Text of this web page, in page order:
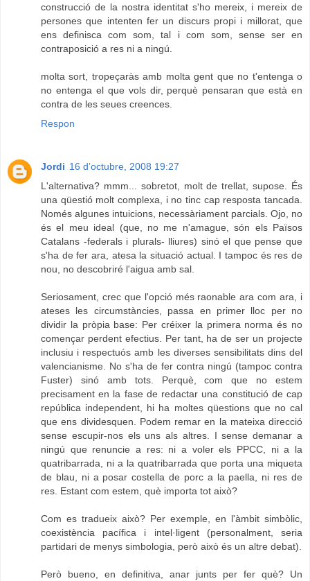
construcció de la nostra identitat s'ho mereix, i mereix de
persones que intenten fer un discurs propi i millorat, que
ens definisca com som, tal i com som, sense ser en
contraposició a res ni a ningú.
molta sort, tropeçaràs amb molta gent que no t'entenga o
no entenga el que vols dir, perquè pensaran que està en
contra de les seues creences.
Respon
Jordi 16 d’octubre, 2008 19:27
L'alternativa? mmm... sobretot, molt de trellat, supose. És
una qüestió molt complexa, i no tinc cap resposta tancada.
Només algunes intuicions, necessàriament parcials. Ojo, no
és el meu ideal (que, no me n'amague, són els Països
Catalans -federals i plurals- lliures) sinó el que pense que
s'ha de fer ara, atesa la situació actual. I tampoc és res de
nou, no descobriré l'aigua amb sal.
Seriosament, crec que l'opció més raonable ara com ara, i
ateses les circumstàncies, passa en primer lloc per no
dividir la pròpia base: Per créixer la primera norma és no
començar perdent efectius. Per tant, ha de ser un projecte
inclusiu i respectuós amb les diverses sensibilitats dins del
valencianisme. No s'ha de fer contra ningú (tampoc contra
Fuster) sinó amb tots. Perquè, com que no estem
precisament en la fase de redactar una constitució de cap
república independent, hi ha moltes qüestions que no cal
que ens dividesquen. Podem remar en la mateixa direcció
sense escupir-nos els uns als altres. I sense demanar a
ningú que renuncie a res: ni a voler els PPCC, ni a la
quatribarrada, ni a la quatribarrada que porta una miqueta
de blau, ni a posar costella de porc a la paella, ni res de
res. Estant com estem, què importa tot això?
Com es tradueix això? Per exemple, en l'àmbit simbòlic,
coexistència pacífica i intel·ligent (personalment, seria
partidari de menys simbologia, però això és un altre debat).
Però bueno, en definitiva, anar junts per fer què? Un